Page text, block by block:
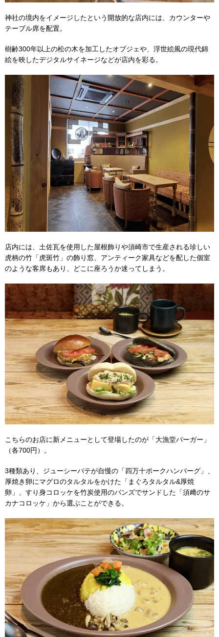
神社の境内をイメージしたという開放的な店内には、カウンターや
テーブル席を配置。
樹齢300年以上の松の木を加工したオブジェや、浮世絵風の現代錦
絵を映したデジタルサイネージなどが店内を彩る。
店内には、土佐瓦を使用した屋根飾りや須崎市で生産される珍しい
虎柄の竹「虎斑竹」の飾り窓、アンティーク家具などを配した個室
のような客席もあり、どこに座ろうか迷ってしまう。
こちらのお店に新メニューとして登場したのが「大漁堂バーガー」
（各700円）。
3種類あり、ジューシーパテが自慢の「四万十ポークハンバーグ」、
厚焼き卵にマグロのタルタルをかけた「まぐろタルタル&厚焼
卵」、すり身コロッケを竹炭使用のバンズでサンドした「須﨑のサ
カナコロッケ」から選ぶことができる。